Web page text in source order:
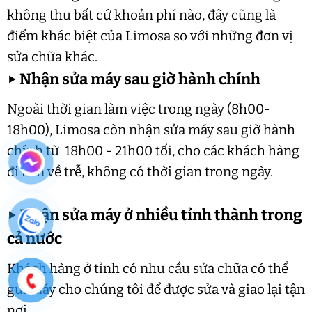
không thu bất cứ khoản phí nào, đây cũng là
điểm khác biệt của Limosa so với những đơn vị
sửa chữa khác.
▶Nhận sửa máy sau giờ hành chính
Ngoài thời gian làm việc trong ngày (8h00-
18h00), Limosa còn nhận sửa máy sau giờ hành
chính từ 18h00 - 21h00 tối, cho các khách hàng
đi làm về trễ, không có thời gian trong ngày.
▶Nhận sửa máy ở nhiều tỉnh thành trong
cả nước
Khách hàng ở tỉnh có nhu cầu sửa chữa có thể
gửi máy cho chúng tôi để được sửa và giao lại tận